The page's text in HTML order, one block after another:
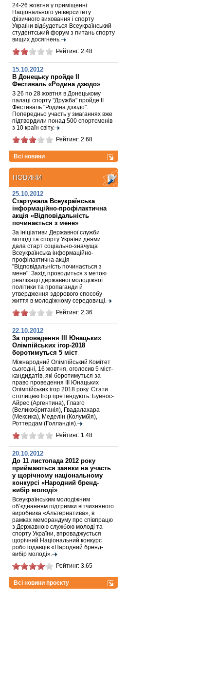
24-26 жовтня у приміщенні
Національного університету
фізичного виховання і спорту
України відбудеться Всеукраїнський
студентський форум з питань спорту
вищих досягнень.
Рейтинг: 2.48
15.10.2012
В Донецьку пройде ІІ
Фестиваль «Родина дзюдо»
З 26 по 28 жовтня в Донецькому
палаці спорту "Дружба" пройде ІІ
Фестиваль "Родина дзюдо".
Попередньо участь у змаганнях вже
підтвердили понад 500 спортсменів
з 10 країн світу.
Рейтинг: 2.68
Всі новини
НОВИНИ
НОВИНИ
25.10.2012
Стартувала Всеукраїнська
інформаційно-профілактична
акція «Відповідальність
починається з мене»
За ініціативи Державної служби
молоді та спорту України днями
дала старт соціально-значуща
Всеукраїнська інформаційно-
профілактична акція
"Відповідальність починається з
мене". Захід проводиться з метою
реалізації державної молодіжної
політики та пропаганди й
утвердження здорового способу
життя в молодіжному середовищі.
Рейтинг: 2.36
22.10.2012
За проведення ІІІ Юнацьких
Олімпійських ігор-2018
боротимуться 5 міст
Міжнародний Олімпійський Комітет
сьогодні, 16 жовтня, оголосив 5 міст-
кандидатів, які боротимуться за
право проведення III Юнацьких
Олімпійських ігор 2018 року. Стати
столицею Ігор претендують: Буенос-
Айрес (Аргентина), Глазго
(Великобританія), Гвадалахара
(Мексика), Меделін (Колумбія),
Роттердам (Голландія).
Рейтинг: 1.48
20.10.2012
До 11 листопада 2012 року
приймаються заявки на участь
у щорічному національному
конкурсі «Народний бренд-
вибір молоді»
Всеукраїнським молодіжним
об’єднанням підтримки вітчизняного
виробника «Альтернатива», в
рамках меморандуму про співпрацю
з Державною службою молоді та
спорту України, впроваджується
щорічний Національний конкурс
роботодавців «Народний бренд-
вибір молоді».
Рейтинг: 3.65
Всі новини проекту